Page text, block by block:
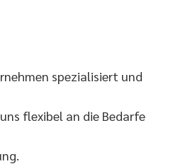
spezialisiert und
flexibel an die Bedarfe